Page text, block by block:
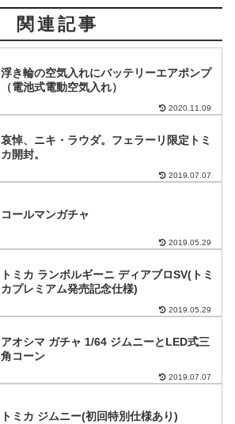
関連記事
浮き輪の空気入れにバッテリーエアポンプ
（電池式電動空気入れ）
2020.11.09
哀悼、ニキ・ラウダ。フェラーリ限定トミ
カ開封。
2019.07.07
コールマンガチャ
2019.05.29
トミカ ランボルギーニ ディアブロSV(トミ
カプレミアム発売記念仕様)
2019.05.29
アオシマ ガチャ 1/64 ジムニーとLED式三
角コーン
2019.07.07
トミカ ジムニー(初回特別仕様あり)